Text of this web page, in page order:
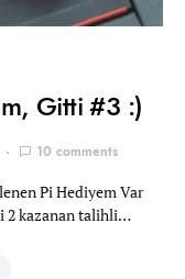
Gitti #3 :)
10 comments
Pi Hediyem Var
2 kazanan talihli…